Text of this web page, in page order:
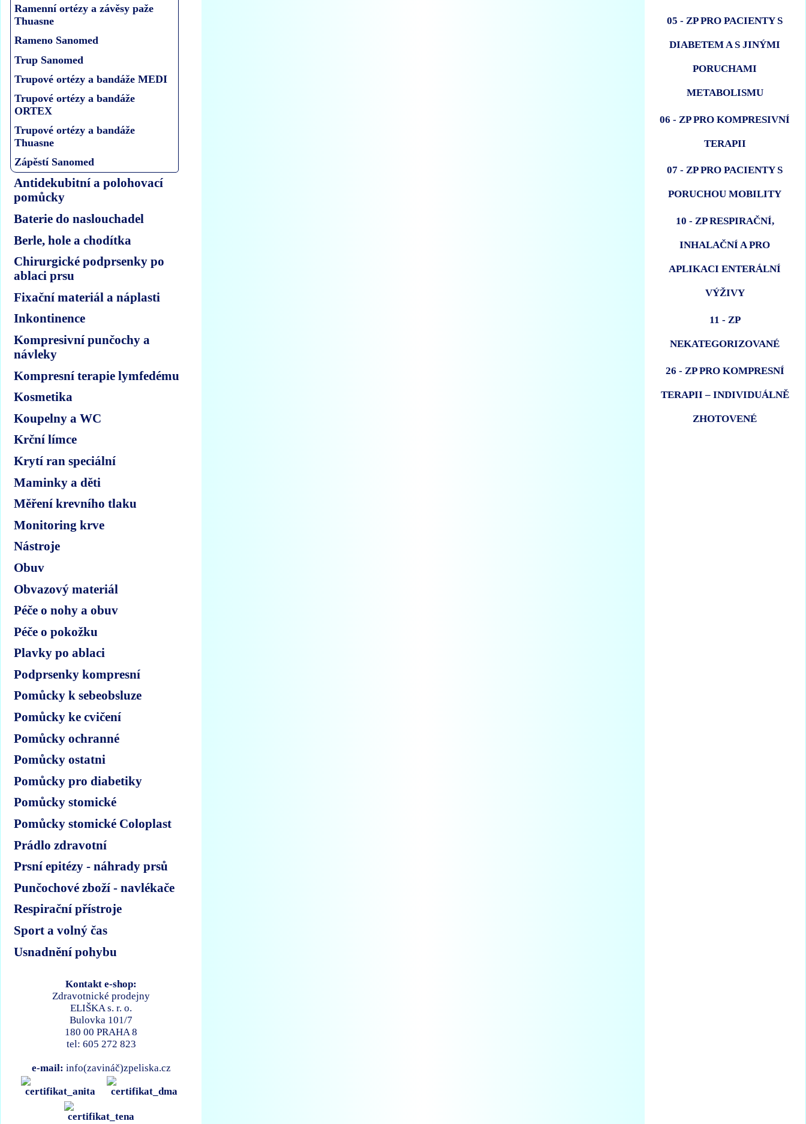
Ramenní ortézy a závěsy paže
Thuasne
Rameno Sanomed
Trup Sanomed
Trupové ortézy a bandáže MEDI
Trupové ortézy a bandáže
ORTEX
Trupové ortézy a bandáže
Thuasne
Zápěstí Sanomed
Antidekubitní a polohovací
pomůcky
Baterie do naslouchadel
Berle, hole a chodítka
Chirurgické podprsenky po
ablaci prsu
Fixační materiál a náplasti
Inkontinence
Kompresivní punčochy a
návleky
Kompresní terapie lymfedému
Kosmetika
Koupelny a WC
Krční límce
Krytí ran speciální
Maminky a děti
Měření krevního tlaku
Monitoring krve
Nástroje
Obuv
Obvazový materiál
Péče o nohy a obuv
Péče o pokožku
Plavky po ablaci
Podprsenky kompresní
Pomůcky k sebeobsluze
Pomůcky ke cvičení
Pomůcky ochranné
Pomůcky ostatni
Pomůcky pro diabetiky
Pomůcky stomické
Pomůcky stomické Coloplast
Prádlo zdravotní
Prsní epitézy - náhrady prsů
Punčochové zboží - navlékače
Respirační přístroje
Sport a volný čas
Usnadnění pohybu
Kontakt e-shop:
Zdravotnické prodejny
ELIŠKA s. r. o.
Bulovka 101/7
180 00 PRAHA 8
tel: 605 272 823
e-mail: info(zavináč)zpeliska.cz
05 - ZP PRO PACIENTY S
DIABETEM A S JINÝMI
PORUCHAMI
METABOLISMU
06 - ZP PRO KOMPRESIVNÍ
TERAPII
07 - ZP PRO PACIENTY S
PORUCHOU MOBILITY
10 - ZP RESPIRAČNÍ,
INHALAČNÍ A PRO
APLIKACI ENTERÁLNÍ
VÝŽIVY
11 - ZP
NEKATEGORIZOVANÉ
26 - ZP PRO KOMPRESNÍ
TERAPII – INDIVIDUÁLNĚ
ZHOTOVENÉ